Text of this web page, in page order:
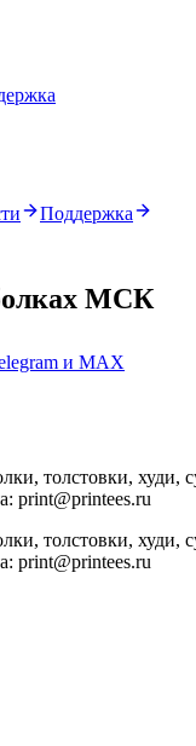
Поддержка
МСК
и MAX
толстовки,
print@printees.ru
толстовки,
print@printees.ru